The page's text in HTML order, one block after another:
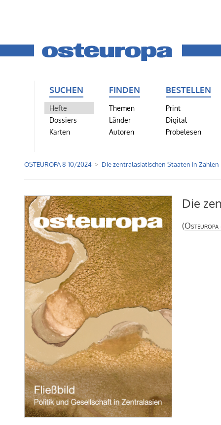
SUCHEN
Hefte
Dossiers
Karten
FINDEN
Themen
Länder
Autoren
BESTELLEN
Print
Digital
Probelesen
OSTEUROPA 8-10/2024 Die zentralasiatischen Staaten in Zahlen
Die
(Osteuropa